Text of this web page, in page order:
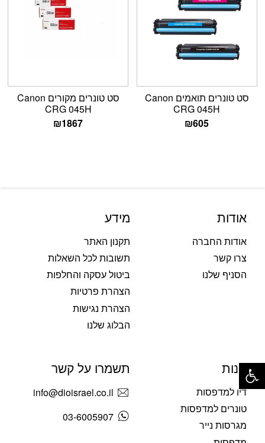
סט טונרים תואמים Canon
CRG 045H
₪605
סט טונרים מקורים Canon
CRG 045H
₪1867
אודות
אודות החברה
צרו קשר
הסניף שלנו
מידע
תקנון האתר
תשובות לכל השאלות
ביטול עסקה והחלפות
הצהרת פרטיות
הצהרת נגישות
הבלוג שלנו
חנות
דיו למדפסות
טונרים למדפסות
מגרסות נייר
תשמרו על קשר
info@dioisrael.co.il
03-6005907
פתח סרגל נגישות